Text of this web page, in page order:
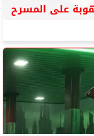
على المسرح